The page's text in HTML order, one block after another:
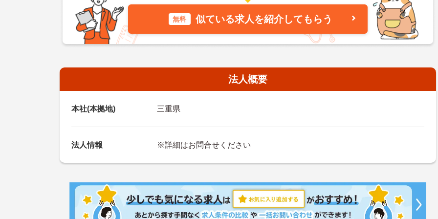
無料 似ている求人を紹介してもらう
法人概要
本社(本拠地) 三重県
法人情報 ※詳細はお問合せください